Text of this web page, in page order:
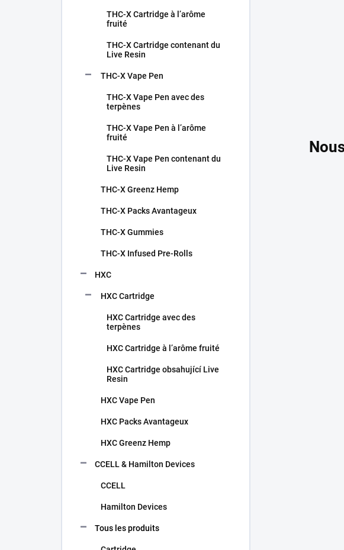
THC-X Cartridge à l’arôme
fruité
THC-X Cartridge contenant du
Live Resin
THC-X Vape Pen
THC-X Vape Pen avec des
terpènes
THC-X Vape Pen à l’arôme
fruité
THC-X Vape Pen contenant du
Live Resin
THC-X Greenz Hemp
THC-X Packs Avantageux
THC-X Gummies
THC-X Infused Pre-Rolls
HXC
HXC Cartridge
HXC Cartridge avec des
terpènes
HXC Cartridge à l’arôme fruité
HXC Cartridge obsahující Live
Resin
HXC Vape Pen
HXC Packs Avantageux
HXC Greenz Hemp
CCELL & Hamilton Devices
CCELL
Hamilton Devices
Tous les produits